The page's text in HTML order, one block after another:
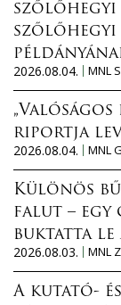
szőlőhegyi
2026.08.04.
MNL
„Valóságos
riportja
2026.08.04.
MNL
Különös
falut –
buktatta le
2026.08.03.
MNL
A kutató-